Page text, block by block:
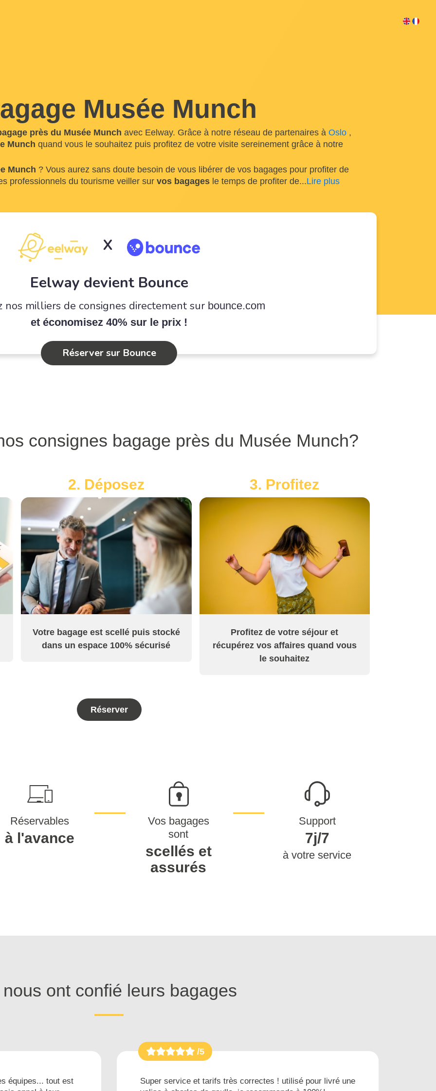
Musée Munch
près du Musée Munch avec Eelway. Grâce à notre réseau de partenaires à Oslo ,
Munch quand vous le souhaitez puis profitez de votre visite sereinement grâce à notre
Munch ? Vous aurez sans doute besoin de vous libérer de vos bagages pour profiter de
professionnels du tourisme veiller sur vos bagages le temps de profiter de...Lire plus
X
Eelway devient Bounce
nos milliers de consignes directement sur bounce.com
et économisez 40% sur le prix !
Réserver sur Bounce
consignes bagage près du Musée Munch?
2. Déposez
Votre bagage est scellé puis stocké
dans un espace 100% sécurisé
3. Profitez
Profitez de votre séjour et
récupérez vos affaires quand vous
le souhaitez
Réserver
Réservables
à l'avance
Vos bagages
sont
scellés et
assurés
Support
7j/7
à votre service
nous ont confié leurs bagages
équipes... tout est
/5
Super service et tarifs très correctes ! utilisé pour livré une